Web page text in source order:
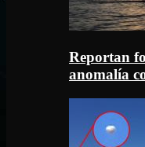
Reportan
anomalía